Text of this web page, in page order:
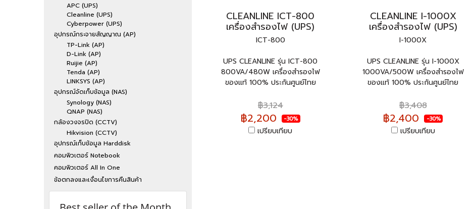
CLEANLINE ICT-800
เครื่องสำรองไฟ (UPS)
ICT-800
UPS CLEANLINE รุ่น ICT-800
800VA/480W เครื่องสำรองไฟ
ของแท้ 100% ประกันศูนย์ไทย
฿3,124
฿2,200 -30%
เปรียบเทียบ
CLEANLINE I-1000X
เครื่องสำรองไฟ (UPS)
I-1000X
UPS CLEANLINE รุ่น I-1000X
1000VA/500W เครื่องสำรองไฟ
ของแท้ 100% ประกันศูนย์ไทย
฿3,408
฿2,400 -30%
เปรียบเทียบ
APC (UPS)
Cleanline (UPS)
Cyberpower (UPS)
อุปกรณ์กระจายสัญญาณ (AP)
TP-Link (AP)
D-Link (AP)
Ruijie (AP)
Tenda (AP)
LINKSYS (AP)
อุปกรณ์จัดเก็บข้อมูล (NAS)
Synology (NAS)
QNAP (NAS)
กล้องวงจรปิด (CCTV)
Hikvision (CCTV)
อุปกรณ์เก็บข้อมูล Harddisk
คอมพิวเตอร์ Notebook
คอมพิวเตอร์ All In One
ข้อตกลงและเงื่อนไขการคืนสินค้า